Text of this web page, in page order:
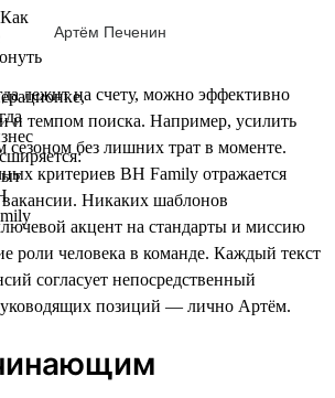
Артём Печенин
лежит на счету, можно эффективно
и темпом поиска. Например, усилить
сезоном без лишних трат в моменте.
критериев BH Family отражается
Никаких шаблонов
акцент на стандарты и миссию
роли человека в команде. Каждый текст
согласует непосредственный
позиций — лично Артём.